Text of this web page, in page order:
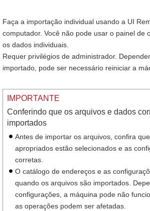
Faça a importação individual usando a UI
computador. Você não pode usar o painel de
os dados individuais.
Requer privilégios de administrador.
importado, pode ser necessário reiniciar a
IMPORTANTE
Conferindo que os arquivos e dados
importados
Antes de importar os arquivos, confira
apropriados estão selecionados e as
corretas.
O catálogo de endereços e as
quando os arquivos são importados.
configurações, a máquina pode não
as operações podem ser afetadas.